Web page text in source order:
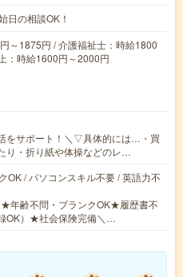
の相談OK！
～1875円 / 介護福祉士：時給1800
：時給1600円～2000円
をサポート！＼▽具体的には…・買
り・折り紙や体操などのレ…
OK / パソコンスキル不要 / 英語力不
年齢不問・ブランクOK★履歴書不
OK）★社会保険完備＼…